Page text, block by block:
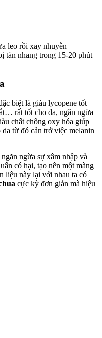
leo rồi xay nhuyễn
tàn nhang trong 15-20 phút
biệt là giàu lycopene tốt
rất tốt cho da, ngăn ngừa
chất chống oxy hóa giúp
từ đó cản trở việc melanin
ngừa sự xâm nhập và
có hại, tạo nên một màng
liệu này lại với nhau ta có
cực kỳ đơn giản mà hiệu